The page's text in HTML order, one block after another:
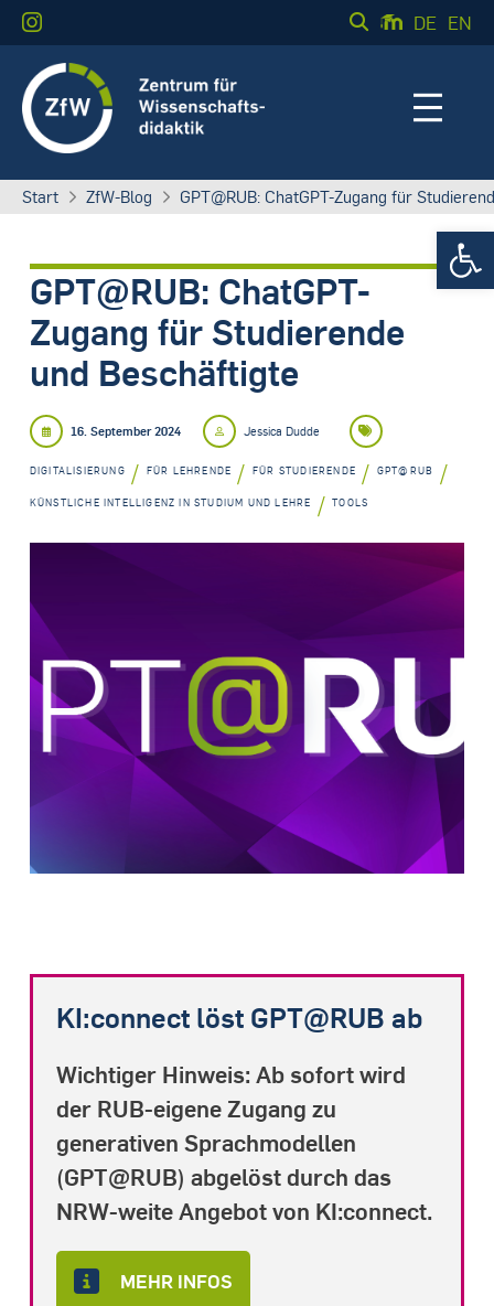
DE EN
Start ZfW-Blog GPT@RUB: ChatGPT-Zugang für
GPT@RUB: ChatGPT-
Zugang für Studierende
und Beschäftigte
16. September 2024 Jessica Dudde
DIGITALISIERUNG / FÜR LEHRENDE / FÜR STUDIERENDE / GPT@RUB /
KÜNSTLICHE INTELLIGENZ IN STUDIUM UND LEHRE / TOOLS
KI:connect löst GPT@RUB ab
Wichtiger Hinweis: Ab sofort wird
der RUB-eigene Zugang zu
generativen Sprachmodellen
(GPT@RUB) abgelöst durch das
NRW-weite Angebot von KI:connect.
MEHR INFOS